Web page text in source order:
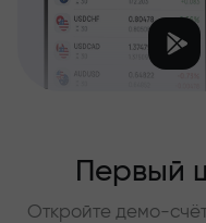
Первый
Откройте демо-